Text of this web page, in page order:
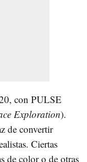
con PULSE
Exploration).
de convertir
Ciertas
de color o de otras